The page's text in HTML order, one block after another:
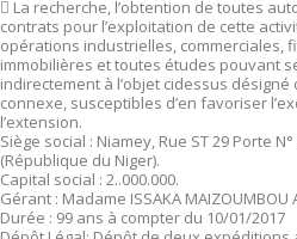
 La recherche, l’obtention de toutes
contrats pour l’exploitation de cette
opérations industrielles, commerciales,
immobilières et toutes études pouvant
indirectement à l’objet cidessus
connexe, susceptibles d’en favoriser
l’extension.
Siège social : Niamey, Rue ST 29 Porte
(République du Niger).
Capital social : 2..000.000.
Gérant : Madame ISSAKA MAIZOUMBOU
Durée : 99 ans à compter du 10/01/2017